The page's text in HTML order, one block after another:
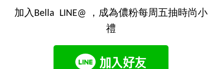
加入Bella LINE@ ，成為儂粉每周五抽時尚小
禮